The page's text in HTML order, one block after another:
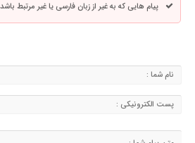
پیام هایی که به غیر از زبان فارسی یا غیر مرتبط